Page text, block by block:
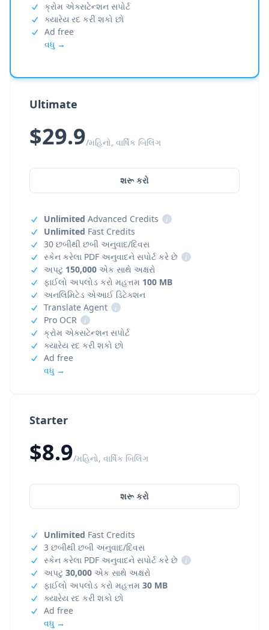
Starter
$8.9/મહિનો, વાર્ષિક બિલિંગ
શરૂ કરો
Unlimited Fast Credits
3 છબીથી છબી અનુવાદ/દિવસ
સ્કેન કરેલા PDF અનુવાદને સપોર્ટ કરે છે
i
અપટુ 30,000 એક સાથે અક્ષરો
ફાઈલો અપલોડ કરો મહત્તમ 30 MB
ક્યારેય રદ કરી શકો છો
Ad free
વધુ →
ક્રોમ એક્સટેન્શન સપોર્ટ
ક્યારેય રદ કરી શકો છો
Ad free
વધુ →
Ultimate
$29.9/મહિનો, વાર્ષિક બિલિંગ
શરૂ કરો
Unlimited Advanced Credits
i
Unlimited Fast Credits
30 છબીથી છબી અનુવાદ/દિવસ
સ્કેન કરેલા PDF અનુવાદને સપોર્ટ કરે છે
i
અપટુ 150,000 એક સાથે અક્ષરો
ફાઈલો અપલોડ કરો મહત્તમ 100 MB
અનલિમિટેડ એઆઈ ડિટેક્શન
Translate Agent
i
Pro OCR
i
ક્રોમ એક્સટેન્શન સપોર્ટ
ક્યારેય રદ કરી શકો છો
Ad free
વધુ →